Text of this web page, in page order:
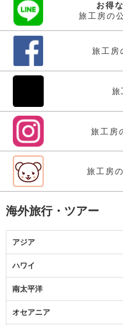
お得
旅工房の
旅工
旅
旅工房
旅工房
海外旅行・ツアー
アジア
ハワイ
南太平洋
オセアニア